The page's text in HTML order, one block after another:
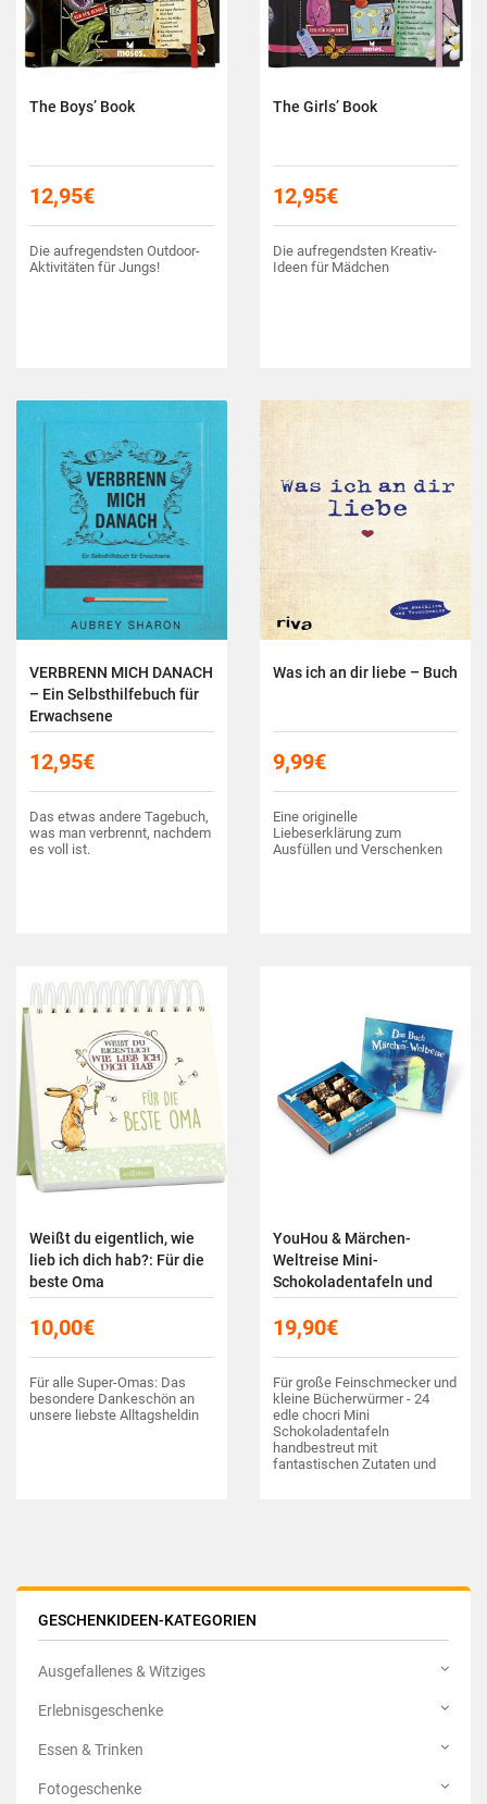
GESCHENKIDEEN-KATEGORIEN
Ausgefallenes & Witziges
Erlebnisgeschenke
Essen & Trinken
Fotogeschenke
The Boys’ Book
12,95€
Die aufregendsten Outdoor-
Aktivitäten für Jungs!
The Girls’ Book
12,95€
Die aufregendsten Kreativ-
Ideen für Mädchen
VERBRENN MICH DANACH
– Ein Selbsthilfebuch für
Erwachsene
12,95€
Das etwas andere Tagebuch,
was man verbrennt, nachdem
es voll ist.
Was ich an dir liebe – Buch
9,99€
Eine originelle
Liebeserklärung zum
Ausfüllen und Verschenken
Weißt du eigentlich, wie
lieb ich dich hab?: Für die
beste Oma
10,00€
Für alle Super-Omas: Das
besondere Dankeschön an
unsere liebste Alltagsheldin
YouHou & Märchen-
Weltreise Mini-
Schokoladentafeln und
Buch
19,90€
Für große Feinschmecker und
kleine Bücherwürmer - 24
edle chocri Mini
Schokoladentafeln
handbestreut mit
fantastischen Zutaten und